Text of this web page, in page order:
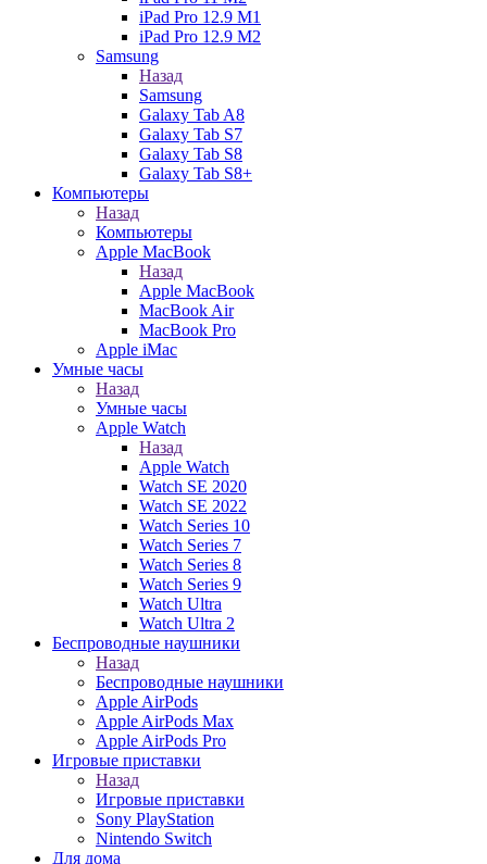
iPad Pro 12.9 M1
iPad Pro 12.9 M2
Samsung
Назад
Samsung
Galaxy Tab A8
Galaxy Tab S7
Galaxy Tab S8
Galaxy Tab S8+
Компьютеры
Назад
Компьютеры
Apple MacBook
Назад
Apple MacBook
MacBook Air
MacBook Pro
Apple iMac
Умные часы
Назад
Умные часы
Apple Watch
Назад
Apple Watch
Watch SE 2020
Watch SE 2022
Watch Series 10
Watch Series 7
Watch Series 8
Watch Series 9
Watch Ultra
Watch Ultra 2
Беспроводные наушники
Назад
Беспроводные наушники
Apple AirPods
Apple AirPods Max
Apple AirPods Pro
Игровые приставки
Назад
Игровые приставки
Sony PlayStation
Nintendo Switch
Для дома